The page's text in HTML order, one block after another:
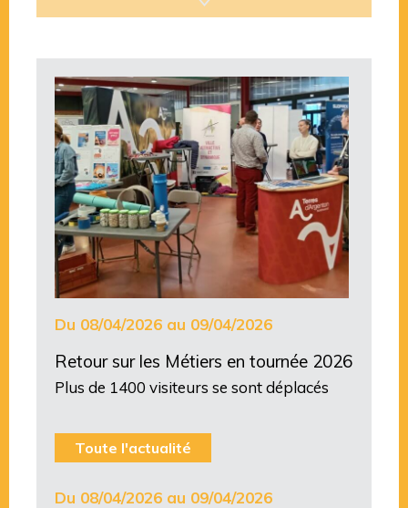
Du 08/04/2026 au 09/04/2026
Retour sur les Métiers en tournée 2026
Plus de 1400 visiteurs se sont déplacés
Toute l'actualité
Du 08/04/2026 au 09/04/2026